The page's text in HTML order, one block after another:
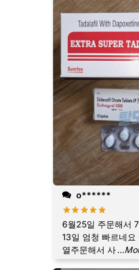
o******
6월25일 주문해서
13일 엄청 빠르네요
열주문해서 사